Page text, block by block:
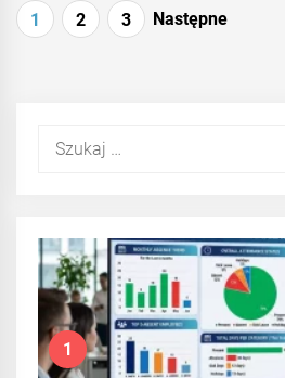
Stronicowanie
1 2 3 Następne
Szukaj:
1